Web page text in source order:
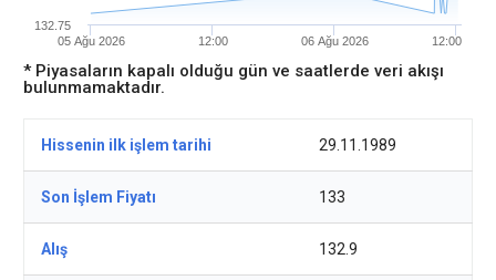
05 Ağu 2026 06 Ağu 2026
12:00 12:00
132.75
* Piyasaların kapalı olduğu gün ve saatlerde veri akışı
bulunmamaktadır.
Hissenin ilk işlem tarihi 29.11.1989
Son İşlem Fiyatı 133
Alış 132.9